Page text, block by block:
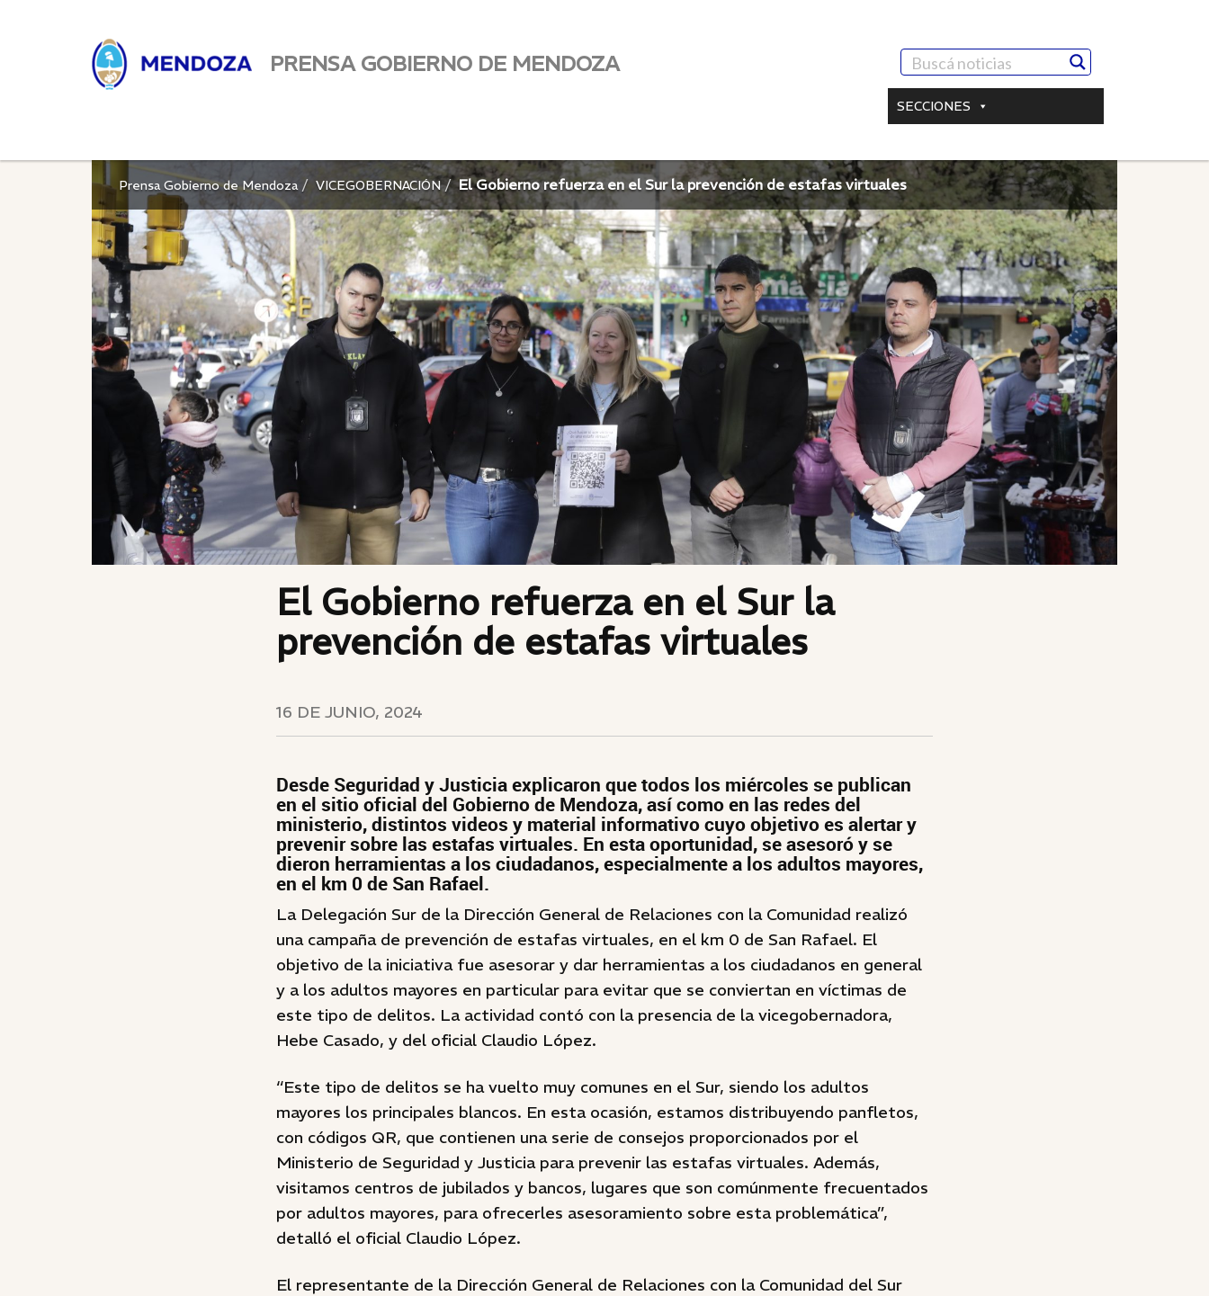
PRENSA GOBIERNO DE MENDOZA
SECCIONES
Prensa Gobierno de Mendoza VICEGOBERNACIÓN El Gobierno refuerza en el Sur la prevención de estafas virtuales
El Gobierno refuerza en el Sur la
prevención de estafas virtuales
16 DE JUNIO, 2024
Desde Seguridad y Justicia explicaron que todos los miércoles se publican
en el sitio oficial del Gobierno de Mendoza, así como en las redes del
ministerio, distintos videos y material informativo cuyo objetivo es alertar y
prevenir sobre las estafas virtuales. En esta oportunidad, se asesoró y se
dieron herramientas a los ciudadanos, especialmente a los adultos mayores,
en el km 0 de San Rafael.
La Delegación Sur de la Dirección General de Relaciones con la Comunidad realizó
una campaña de prevención de estafas virtuales, en el km 0 de San Rafael. El
objetivo de la iniciativa fue asesorar y dar herramientas a los ciudadanos en general
y a los adultos mayores en particular para evitar que se conviertan en víctimas de
este tipo de delitos. La actividad contó con la presencia de la vicegobernadora,
Hebe Casado, y del oficial Claudio López.
“Este tipo de delitos se ha vuelto muy comunes en el Sur, siendo los adultos
mayores los principales blancos. En esta ocasión, estamos distribuyendo panfletos,
con códigos QR, que contienen una serie de consejos proporcionados por el
Ministerio de Seguridad y Justicia para prevenir las estafas virtuales. Además,
visitamos centros de jubilados y bancos, lugares que son comúnmente frecuentados
por adultos mayores, para ofrecerles asesoramiento sobre esta problemática”,
detalló el oficial Claudio López.
El representante de la Dirección General de Relaciones con la Comunidad del Sur